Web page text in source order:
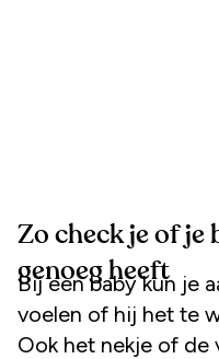
Zo check je of je
genoeg heeft
Bij een baby kun je aan het voorhoofd goed
voelen of hij het te
Ook het nekje of de